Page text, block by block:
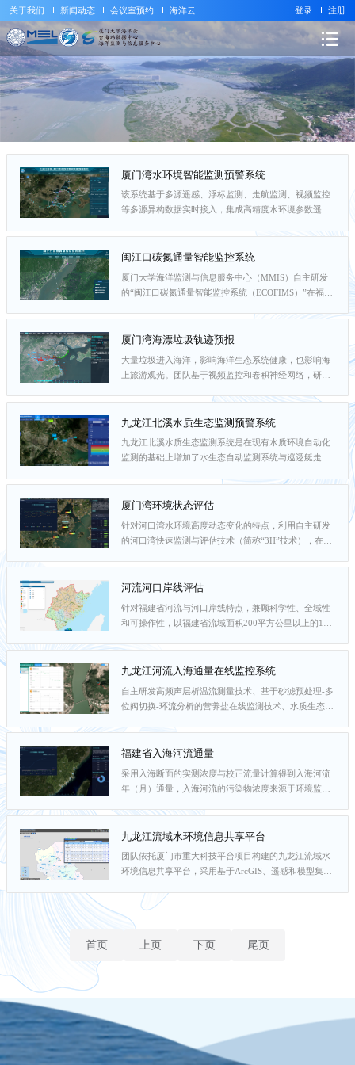
关于我们 新闻动态 会议室预约 海洋云 登录 注册
厦门湾水环境智能监测预警系统
该系统基于多源遥感、浮标监测、走航监测、视频监控
等多源异构数据实时接入，集成高精度水环境参数遥感
预警厦门湾生态环境动态变化，快速评估九龙江口、南
部海域、西海域、同安湾和东部海域等海区的无机氮、
预报水质异常（赤潮）发生概率与等级，快速生成水环
境质量简报。该系统可为流域-海域系统治理提供决策支
持，促进区域海洋经济高质量发展和生态文明建设。...
闽江口碳氮通量智能监控系统
厦门大学海洋监测与信息服务中心（MMIS）自主研发
的“闽江口碳氮通量智能监控系统（ECOFIMS）”在福建
守、业务化运行的河口碳氮通量实时监测系统，标志着
我国在生态环境监测与数智化应用领域取得重大突破。
复杂环境下的高频、高精度监测难题，为陆海统筹管
理、减排增汇和应对气候变化提供了有力的技术支撑和
实践范例。访问地址：...
厦门湾海漂垃圾轨迹预报
大量垃圾进入海洋，影响海洋生态系统健康，也影响海
上旅游观光。团队基于视频监控和卷积神经网络，研发
开发了“厦门湾海漂垃圾漂浮轨迹预测系统”，目前已在
厦门市生态环境局业务化运行，迄今发布千余份海漂垃
海漂垃圾日常管理和综合治理提供技术服务。该成果已
推送集成到福建省生态云进行应用展示。海漂垃圾轨迹
漂移轨迹预...
九龙江北溪水质生态监测预警系统
九龙江北溪水质生态监测系统是在现有水质环境自动化
监测的基础上增加了水生态自动监测系统与巡逻艇走航
和水质多参数进行高频率监测，并准确、直观地在首页
进行数据展示。针对数据亦可生成实时数据看板及日、
针对误差数据，系统采用制定数据规则及批量质控的方
式提供手自一体的多元质控。本系统运用于九龙江北溪
水生态环境与...
厦门湾环境状态评估
针对河口湾水环境高度动态变化的特点，利用自主研发
的河口湾快速监测与评估技术（简称“3H”技术），在厦
机氮（DIN）、活性磷酸盐（DIP）、溶解氧（DO）、
叶绿素a、浊度等核心环境参数。针对厦门湾环境特征，
加权平均形成厦门湾各海区和总体环境状态指数，简称
环境指数（Environmental Index, EI）。厦门湾环境指数
来充分考...
河流河口岸线评估
针对福建省河流与河口岸线特点，兼顾科学性、全域性
和可操作性，以福建省流域面积200平方公里以上的179
源遥感技术手段与多学科交叉研究方法，构建河流与河
口岸线变化评估指标体系，分析河流与河口岸线变化关
变化、岸线扰动变化、岸线社会功能专题评价成果，综
合评估全省河流、河口岸线变化趋势，对潜在隐患提出
预警，为福建...
九龙江河流入海通量在线监控系统
自主研发高频声层析温流测量技术、基于砂滤预处理-多
位阀切换-环流分析的营养盐在线监测技术、水质生态多
获取河海断面流量（10秒频率）、DIC、DOC、POC、
营养盐（小时频率）、水质和生态（分钟频率）数据，
的智能监控系统，形成移动式集装箱观测平台，于2017
年1月起布放于九龙江北溪江东水质自动站长期运行。
福建省入海河流通量
采用入海断面的实测浓度与校正流量计算得到入海河流
年（月）通量，入海河流的污染物浓度来源于环境监测
测站校正到水质断面，或由相近流域的径流模数和汇水
面积推算。通量数据包括高锰酸盐指数（COD）、氨
型估算可能引起的误差。通过上述方法对福建省11条主
要河流（鳌江、东溪、霍童溪、交溪、晋江、九龙江、
龙江、闽江、木兰...
九龙江流域水环境信息共享平台
团队依托厦门市重大科技平台项目构建的九龙江流域水
环境信息共享平台，采用基于ArcGIS、遥感和模型集成
采集、水质动态分析和快速评价、水环境监测预警、水
源水质预测等功能，为九龙江流域水环境信息共享和综
首页 上页 下页 尾页